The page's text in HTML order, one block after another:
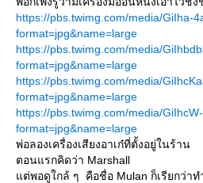
https://pbs.twimg.com/media/GiIha-
format=jpg&name=large
https://pbs.twimg.com/media/
format=jpg&name=large
https://pbs.twimg.com/media/
format=jpg&name=large
https://pbs.twimg.com/media/
format=jpg&name=large
พ่อลองเครื่องเสียงอาเก๋ที่ตั้งอยู่ในร้าน
ตอนแรกคิดว่า Marshall
แต่พอดูใกล้ ๆ คือชื่อ Mulan ก็เรียกว่าท